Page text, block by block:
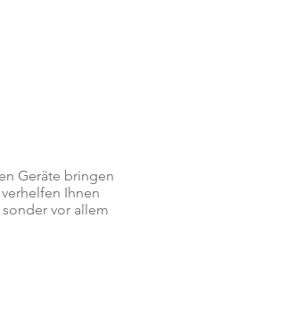
Geräte bringen
Ihnen
vor allem